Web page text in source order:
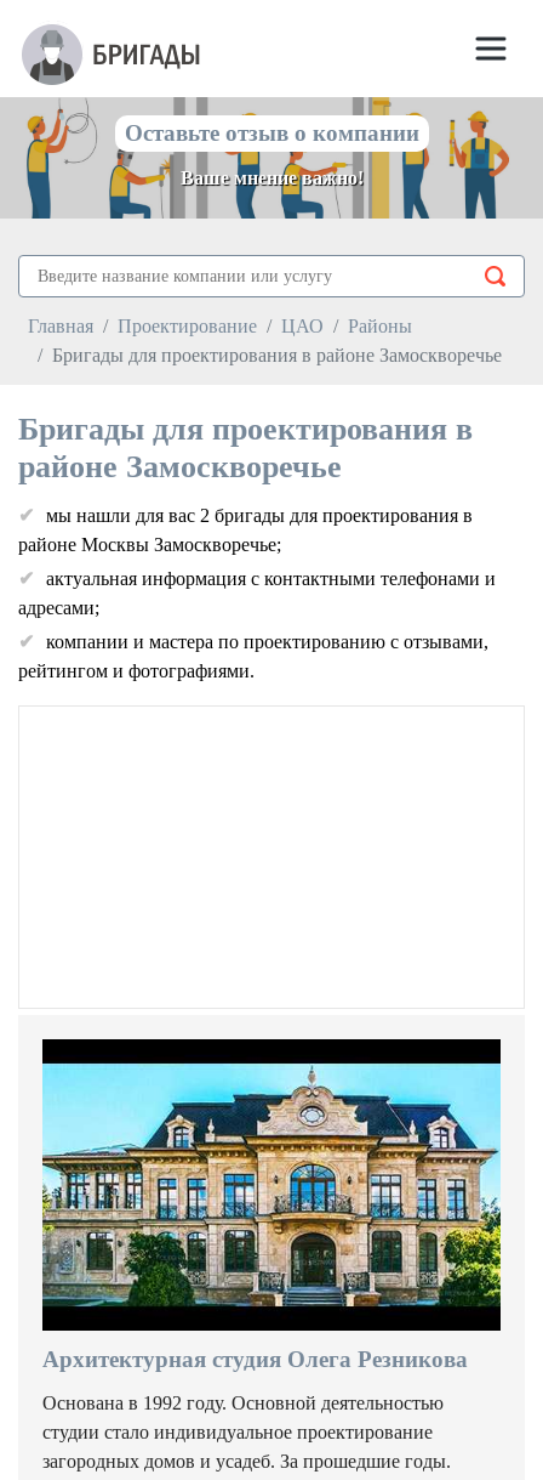
Оставьте отзыв о компании
Ваше мнение важно!
Главная Проектирование ЦАО
Районы
Бригады для проектирования в районе Замоскворечье
Бригады для проектирования в
районе Замоскворечье
мы нашли для вас 2 бригады для проектирования в
районе Москвы Замоскворечье;
актуальная информация с контактными телефонами и
адресами;
компании и мастера по проектированию с отзывами,
рейтингом и фотографиями.
Архитектурная студия Олега Резникова
Основана в 1992 году. Основной деятельностью
студии стало индивидуальное проектирование
загородных домов и усадеб. За прошедшие годы.